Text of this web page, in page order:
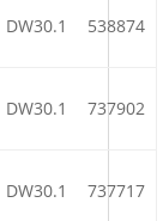
DW30.1 538874
DW30.1 737902
DW30.1 737717